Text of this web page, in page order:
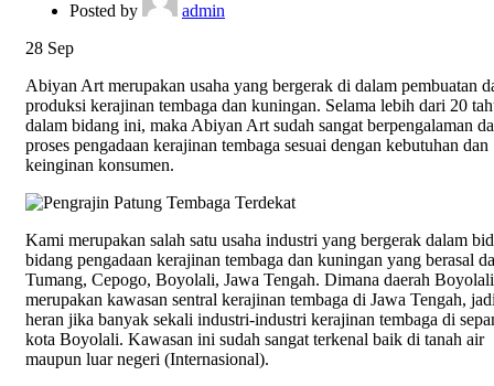
Posted by
admin
28 Sep
Abiyan Art merupakan usaha yang bergerak di dalam pembuatan
produksi kerajinan tembaga dan kuningan. Selama lebih dari 20
dalam bidang ini, maka Abiyan Art sudah sangat berpengalaman
proses pengadaan kerajinan tembaga sesuai dengan kebutuhan dan
keinginan konsumen.
Kami merupakan salah satu usaha industri yang bergerak dalam
bidang pengadaan kerajinan tembaga dan kuningan yang berasal
Tumang, Cepogo, Boyolali, Jawa Tengah. Dimana daerah Boyolali
merupakan kawasan sentral kerajinan tembaga di Jawa Tengah,
heran jika banyak sekali industri-industri kerajinan tembaga di
kota Boyolali. Kawasan ini sudah sangat terkenal baik di tanah air
maupun luar negeri (Internasional).